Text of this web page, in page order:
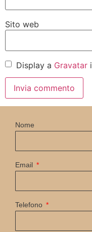
Sito web
Display a Gravatar
Nome
Email
Telefono